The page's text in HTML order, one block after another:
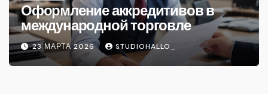
Оформление аккредитивов в
международной торговле
23 МАРТА 2026 STUDIOHALLO_